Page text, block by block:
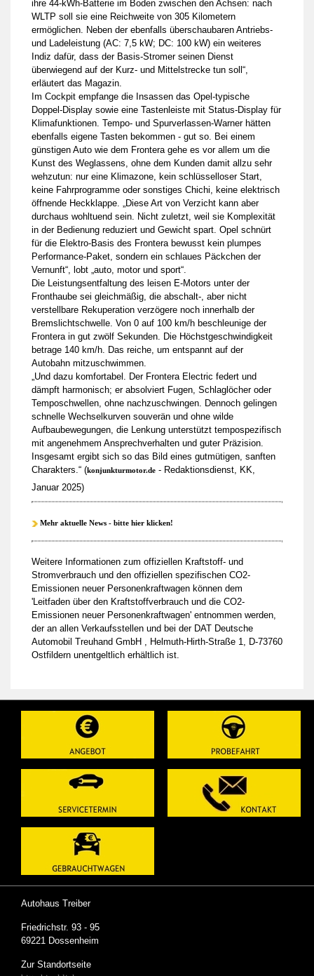
ihre 44-kWh-Batterie im Boden zwischen den Achsen: nach
WLTP soll sie eine Reichweite von 305 Kilometern
ermöglichen. Neben der ebenfalls überschaubaren Antriebs-
und Ladeleistung (AC: 7,5 kW; DC: 100 kW) ein weiteres
Indiz dafür, dass der Basis-Stromer seinen Dienst
überwiegend auf der Kurz- und Mittelstrecke tun soll“,
erläutert das Magazin.
Im Cockpit empfange die Insassen das Opel-typische
Doppel-Display sowie eine Tastenleiste mit Status-Display für
Klimafunktionen. Tempo- und Spurverlassen-Warner hätten
ebenfalls eigene Tasten bekommen - gut so. Bei einem
günstigen Auto wie dem Frontera gehe es vor allem um die
Kunst des Weglassens, ohne dem Kunden damit allzu sehr
wehzutun: nur eine Klimazone, kein schlüsselloser Start,
keine Fahrprogramme oder sonstiges Chichi, keine elektrisch
öffnende Heckklappe. „Diese Art von Verzicht kann aber
durchaus wohltuend sein. Nicht zuletzt, weil sie Komplexität
in der Bedienung reduziert und Gewicht spart. Opel schnürt
für die Elektro-Basis des Frontera bewusst kein plumpes
Performance-Paket, sondern ein schlaues Päckchen der
Vernunft“, lobt „auto, motor und sport“.
Die Leistungsentfaltung des leisen E-Motors unter der
Fronthaube sei gleichmäßig, die abschalt-, aber nicht
verstellbare Rekuperation verzögere noch innerhalb der
Bremslichtschwelle. Von 0 auf 100 km/h beschleunige der
Frontera in gut zwölf Sekunden. Die Höchstgeschwindigkeit
betrage 140 km/h. Das reiche, um entspannt auf der
Autobahn mitzuschwimmen.
„Und dazu komfortabel. Der Frontera Electric federt und
dämpft harmonisch; er absolviert Fugen, Schlaglöcher oder
Temposchwellen, ohne nachzuschwingen. Dennoch gelingen
schnelle Wechselkurven souverän und ohne wilde
Aufbaubewegungen, die Lenkung unterstützt tempospezifisch
mit angenehmem Ansprechverhalten und guter Präzision.
Insgesamt ergibt sich so das Bild eines gutmütigen, sanften
Charakters.“ (konjunkturmotor.de - Redaktionsdienst, KK,
Januar 2025)
Mehr aktuelle News - bitte hier klicken!
Weitere Informationen zum offiziellen Kraftstoff- und
Stromverbrauch und den offiziellen spezifischen CO2-
Emissionen neuer Personenkraftwagen können dem
'Leitfaden über den Kraftstoffverbrauch und die CO2-
Emissionen neuer Personenkraftwagen' entnommen werden,
der an allen Verkaufsstellen und bei der DAT Deutsche
Automobil Treuhand GmbH , Helmuth-Hirth-Straße 1, D-73760
Ostfildern unentgeltlich erhältlich ist.
Autohaus Treiber
Friedrichstr. 93 - 95
69221 Dossenheim
Zur Standortseite